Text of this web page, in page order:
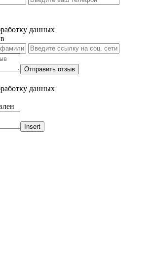
данных
Отправить отзыв
данных
Insert